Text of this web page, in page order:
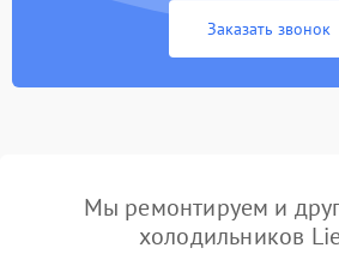
Заказать звонок
Мы ремонтируем и
холодильников